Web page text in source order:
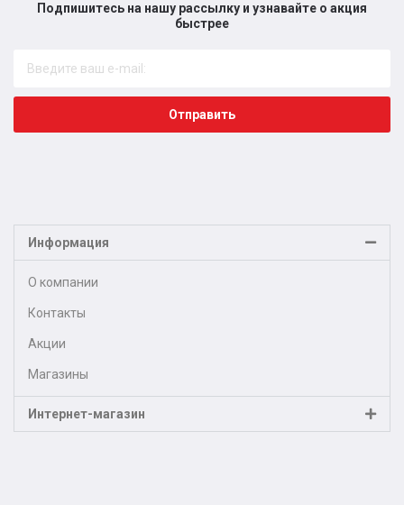
Подпишитесь на нашу рассылку и узнавайте о акция
быстрее​
Отправить
Информация
О компании
Контакты
Акции
Магазины
Интернет-магазин